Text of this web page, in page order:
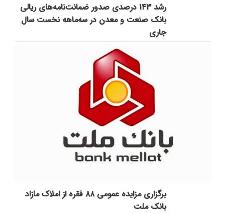
رشد ۱۴۳ درصدی صدور ضمانت‌نامه‌های ریالی
بانک صنعت و معدن در سه‌ماهه نخست سال
جاری
برگزاری مزایده عمومی ۸۸ فقره از املاک مازاد
بانک ملت